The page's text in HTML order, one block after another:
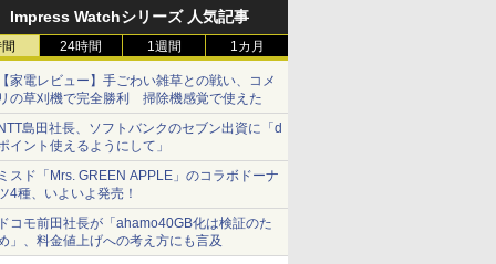
Impress Watchシリーズ 人気記事
24時間 1週間 1カ月
家電レビュー】手ごわい雑草との戦い、コメ
の草刈機で完全勝利 掃除機感覚で使えた
島田社長、ソフトバンクのセブン出資に「d
イント使えるようにして」
スド「Mrs. GREEN APPLE」のコラボドーナ
4種、いよいよ発売！
コモ前田社長が「ahamo40GB化は検証のた
」、料金値上げへの考え方にも言及